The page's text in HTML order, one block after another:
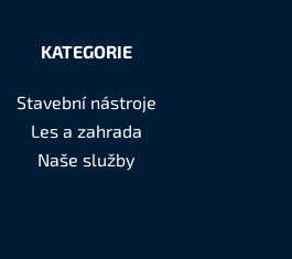
KATEGORIE
Stavební nástroje
Les a zahrada
Naše služby